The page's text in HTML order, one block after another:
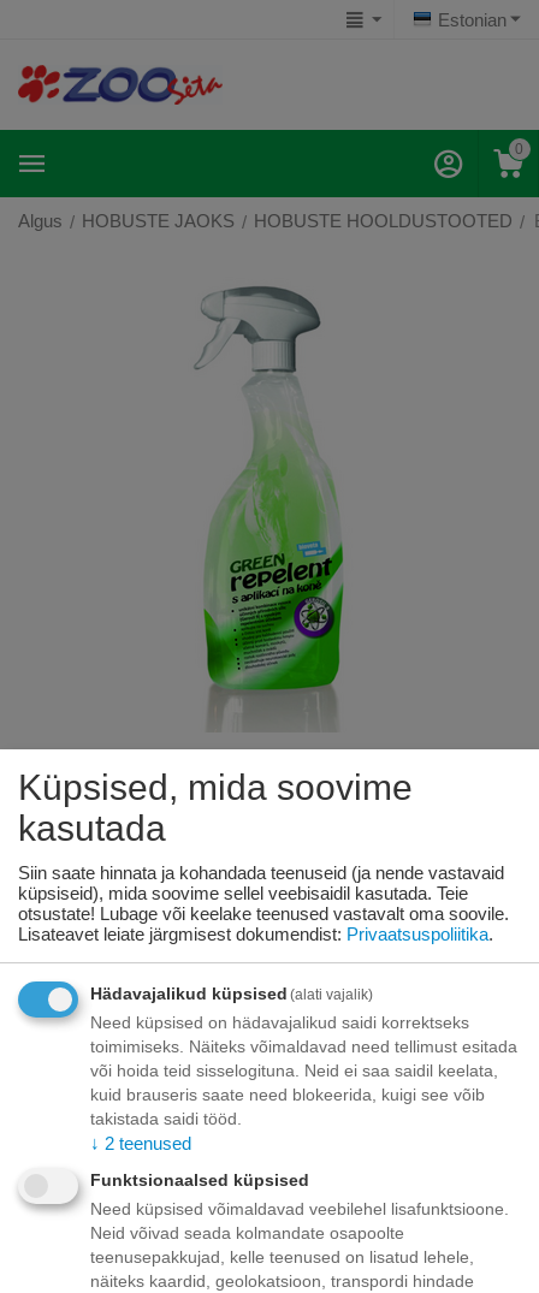
Estonian
0
Algus / HOBUSTE JAOKS / HOBUSTE HOOLDUSTOOTED /
Bioveta Green repellent hobustele 750
ml
Saadavus: 292 tk. tarnija laos
€19
_pdeltime_25: 08/08/2026
+ Korvis
Kohaletoimetamine
Tasuta kohaletoimetamine teie ukse taha tellimustele üle
Küpsised, mida soovime
kasutada
Siin saate hinnata ja kohandada teenuseid (ja nende vastavaid
küpsiseid), mida soovime sellel veebisaidil kasutada. Teie
otsustate! Lubage või keelake teenused vastavalt oma soovile.
Lisateavet leiate järgmisest dokumendist: Privaatsuspoliitika.
Hädavajalikud küpsised (alati vajalik)
Need küpsised on hädavajalikud saidi korrektseks
toimimiseks. Näiteks võimaldavad need tellimust esitada
või hoida teid sisselogituna. Neid ei saa saidil keelata,
kuid brauseris saate need blokeerida, kuigi see võib
takistada saidi tööd.
↓ 2 teenused
Funktsionaalsed küpsised
Need küpsised võimaldavad veebilehel lisafunktsioone.
Neid võivad seada kolmandate osapoolte
teenusepakkujad, kelle teenused on lisatud lehele,
näiteks kaardid, geolokatsioon, transpordi hindade